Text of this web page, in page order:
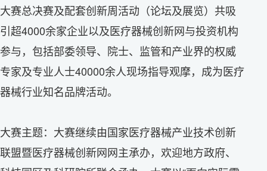
大赛总决赛及配套创新周活动（论坛及展览）共吸
引超4000余家企业以及医疗器械创新网与投资机构
参与，包括部委领导、院士、监管和产业界的权威
专家及专业人士40000余人现场指导观摩，成为医疗
器械行业知名品牌活动。
大赛主题：大赛继续由国家医疗器械产业技术创新
联盟暨医疗器械创新网网主承办，欢迎地方政府、